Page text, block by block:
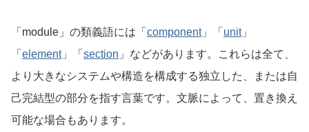
「module」の類義語には「 component」「 unit」
「 element」「 section 」などがあります。これらは全て、
より大きなシステムや構造を構成する独立した、または自
己完結型の部分を指す言葉です。文脈によって、置き換え
可能な場合もあります。